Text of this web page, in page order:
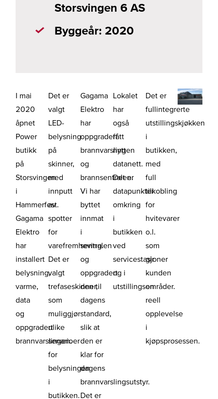
Storsvingen 6 AS
Byggeår: 2020
I mai
2020
åpnet
Power
butikk
på
Storsvingen
i
Hammerfest.
Gagama
Elektro
har
installert
belysning,
varme,
data
og
oppgradert
brannvarslingen.
Det er
valgt
LED-
belysning
på
skinner,
med
innputt
av
spotter
for
varefremheving.
Det er
valgt
trefaseskinner,
som
muliggjør
ulike
senarioer
for
belysningen
i
butikken.
Gagama
Elektro
har
oppgradert
brannvarslingen
og
brannsentralen.
Vi har
byttet
innmat
i
sentralen
og
oppgradert
den til
dagens
standard,
slik at
den er
klar for
dagens
brannvarslingsutstyr.
Det er
Lokalet
har
også
fått
nytt
datanett.
Det er
datapunkter
omkring
i
butikken
ved
servicestasjoner
og i
utstillingsområder.
Det er
fullintegrerte
utstillingskjøkken
i
butikken,
med
full
tilkobling
for
hvitevarer
o.l.
som
gir
kunden
en
reell
opplevelse
i
kjøpsprosessen.